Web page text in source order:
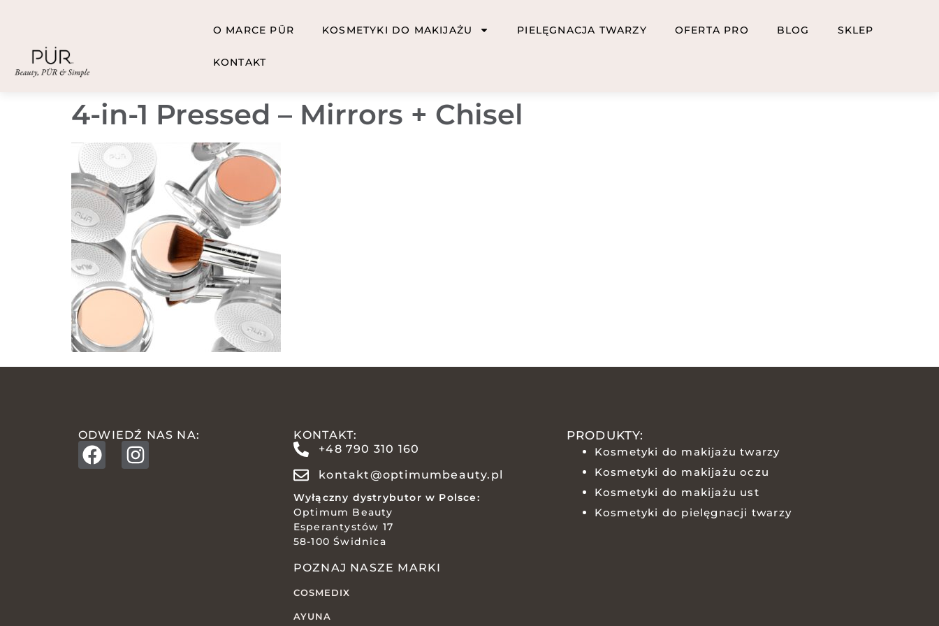
O MARCE PÜR KOSMETYKI DO MAKIJAŻU PIELĘGNACJA TWARZY OFERTA PRO BLOG SKLEP
KONTAKT
4-in-1 Pressed – Mirrors + Chisel
ODWIEDŹ NAS NA:
KONTAKT:
+48 790 310 160
kontakt@optimumbeauty.pl
Wyłączny dystrybutor w Polsce:
Optimum Beauty
Esperantystów 17
58-100 Świdnica
POZNAJ NASZE MARKI
COSMEDIX
AYUNA
PRODUKTY:
Kosmetyki do makijażu twarzy
Kosmetyki do makijażu oczu
Kosmetyki do makijażu ust
Kosmetyki do pielęgnacji twarzy